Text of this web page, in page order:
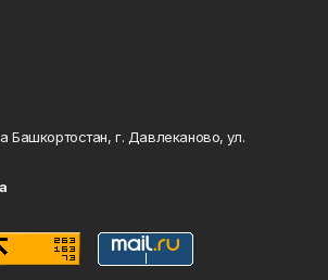
Башкортостан, г. Давлеканово, ул.